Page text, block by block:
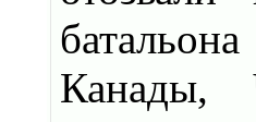
Канады,